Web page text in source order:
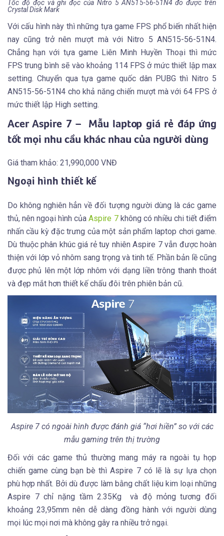
Tốc độ đọc và ghi đọc của Nitro 5 AN515-56-51N4 đo được trên
Crystal Disk Mark
Với cấu hình này thì những tựa game FPS phổ biến nhất hiện
nay cũng trở nên mượt mà với Nitro 5 AN515-56-51N4.
Chẳng hạn với tựa game Liên Minh Huyền Thoại thì mức
FPS trung bình sẽ vào khoảng 114 FPS ở mức thiết lập max
setting. Chuyển qua tựa game quốc dân PUBG thì Nitro 5
AN515-56-51N4 cho khả năng chiến mượt mà với 64 FPS ở
mức thiết lập High setting.
Acer Aspire 7 – Mẫu laptop giá rẻ đáp ứng
tốt mọi nhu cầu khác nhau của người dùng
Giá tham khảo: 21,990,000 VNĐ
Ngoại hình thiết kế
Do không nghiên hẳn về đối tượng người dùng là các game
thủ, nên ngoại hình củaAspire 7không có nhiều chi tiết điểm
nhấn cầu kỳ đặc trưng của một sản phẩm laptop chơi game.
Dù thuộc phân khúc giá rẻ tuy nhiên Aspire 7 vẫn được hoàn
thiện với lớp vỏ nhôm sang trọng và tinh tế. Phần bản lề cũng
được phủ lên một lớp nhôm với dạng liền trông thanh thoát
và đẹp mắt hơn thiết kế chấu đôi trên phiên bản cũ.
Aspire 7 có ngoài hình được đánh giá “hơi hiền” so với các
mẫu gaming trên thị trường
Đối với các game thủ thường mang máy ra ngoài tụ họp
chiến game cùng bạn bè thì Aspire 7 có lẽ là sự lựa chọn
phù hợp nhất. Bởi dù được làm bằng chất liệu kim loại những
Aspire 7 chỉ nặng tầm 2.35Kg và độ mỏng tương đối
khoảng 23,95mm nên dễ dàng đồng hành với người dùng
mọi lúc mọi nơi mà không gây ra nhiều trở ngại.